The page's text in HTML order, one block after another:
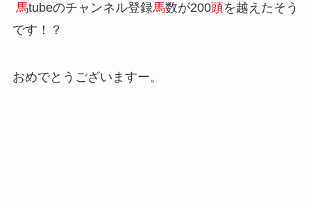
馬tubeのチャンネル登録馬数が200頭を越えたそう
です！？
おめでとうございますー。